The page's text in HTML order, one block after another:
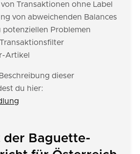
Transaktionen ohne Label
von abweichenden Balances
potenziellen Problemen
Artikel
dieser
du hier:
der Baguette-